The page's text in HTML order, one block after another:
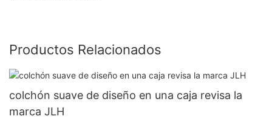
Productos Relacionados
colchón suave de diseño en una caja revisa la
marca JLH